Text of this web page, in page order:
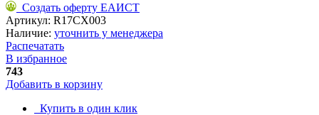
Создать оферту ЕАИСТ
Артикул: R17CX003
Наличие: уточнить у менеджера
Распечатать
В избранное
743
Добавить в корзину
Купить в один клик